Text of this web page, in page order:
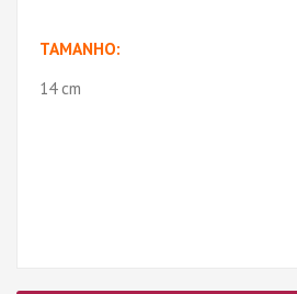
TAMANHO:
14 cm